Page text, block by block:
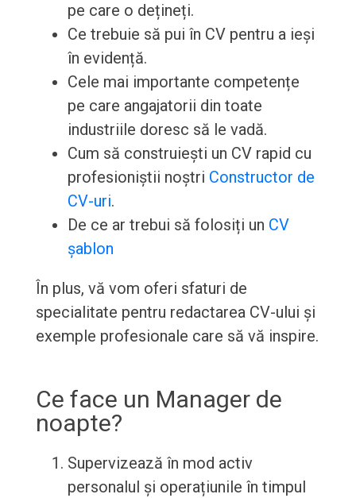
pe care o dețineți.
Ce trebuie să pui în CV pentru a ieși
în evidență.
Cele mai importante competențe
pe care angajatorii din toate
industriile doresc să le vadă.
Cum să construiești un CV rapid cu
profesioniștii noștri Constructor de
CV-uri.
De ce ar trebui să folosiți un CV
șablon
În plus, vă vom oferi sfaturi de
specialitate pentru redactarea CV-ului și
exemple profesionale care să vă inspire.
Ce face un Manager de
noapte?
Supervizează în mod activ
personalul și operațiunile în timpul